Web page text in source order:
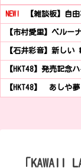
NEW! 【雑談板】自
【市村愛里】ベルー
【石井彩音】新しい
【HKT48】発売記
【HKT48】 あしや
「KAWAII